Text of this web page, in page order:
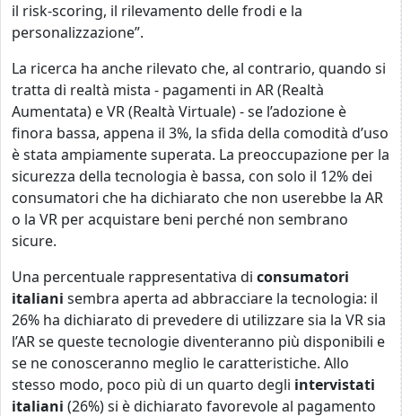
il risk-scoring, il rilevamento delle frodi e la
personalizzazione”.
La ricerca ha anche rilevato che, al contrario, quando si
tratta di realtà mista - pagamenti in AR (Realtà
Aumentata) e VR (Realtà Virtuale) - se l’adozione è
finora bassa, appena il 3%, la sfida della comodità d’uso
è stata ampiamente superata. La preoccupazione per la
sicurezza della tecnologia è bassa, con solo il 12% dei
consumatori che ha dichiarato che non userebbe la AR
o la VR per acquistare beni perché non sembrano
sicure.
Una percentuale rappresentativa di consumatori
italiani sembra aperta ad abbracciare la tecnologia: il
26% ha dichiarato di prevedere di utilizzare sia la VR sia
l’AR se queste tecnologie diventeranno più disponibili e
se ne conosceranno meglio le caratteristiche. Allo
stesso modo, poco più di un quarto degli intervistati
italiani (26%) si è dichiarato favorevole al pagamento